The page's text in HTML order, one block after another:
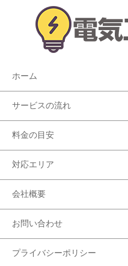
ホーム
サービスの流れ
料金の目安
対応エリア
会社概要
お問い合わせ
プライバシーポリシー